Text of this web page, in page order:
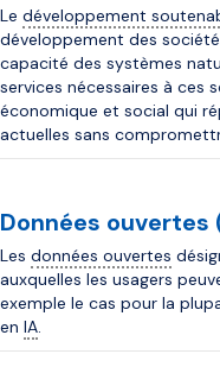
Le développement
développement des
capacité des systèmes
services nécessaires à ces
économique et social qui
actuelles sans
Données ouvertes
Les données ouvertes
auxquelles les usagers
exemple le cas pour la
en IA.